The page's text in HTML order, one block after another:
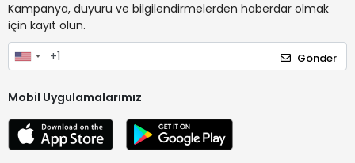
Kampanya, duyuru ve bilgilendirmelerden haberdar olmak
için kayıt olun.
Gönder
Mobil Uygulamalarımız